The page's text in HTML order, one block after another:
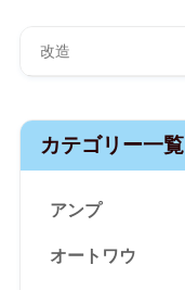
カテゴリー一覧
アンプ
オートワウ